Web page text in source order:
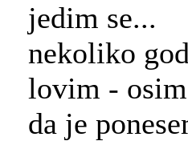
jedim se...
nekoliko
lovim -
da je